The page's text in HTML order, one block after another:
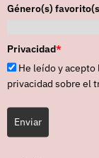
con un último
–
Género(s)
Privacidad*
He leído y
privacidad sobre el
Enviar